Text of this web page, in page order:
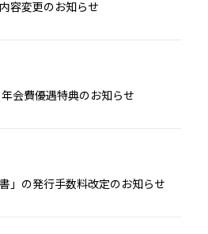
容変更のお知らせ
年会費優遇特典のお知らせ
」の発行手数料改定のお知らせ